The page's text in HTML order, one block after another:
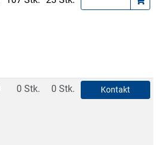
0 Stk. 0 Stk. Kontakt